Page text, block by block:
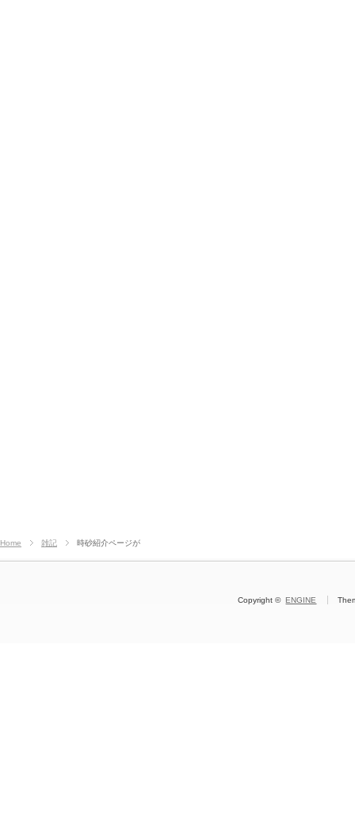
Home 雑記 時砂紹介ページが
Copyright ©ENGINE